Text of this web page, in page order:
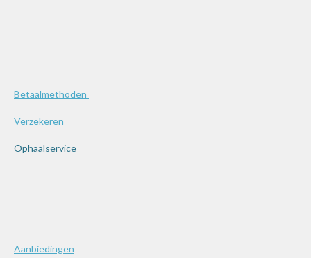
Betaalmethoden
Verzekeren
Ophaalservice
Aanbiedingen